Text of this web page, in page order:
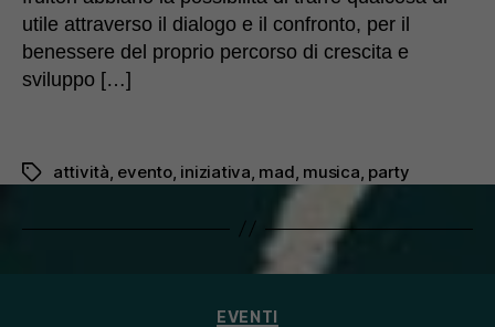
utile attraverso il dialogo e il confronto, per il
benessere del proprio percorso di crescita e
sviluppo […]
Tag attività evento, iniziativa mad musica party
Categorie
EVENTI